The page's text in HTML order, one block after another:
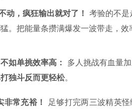
动，疯狂输出就对了！ 考验的不是
。把能量条攒满爆发一波带走，
如单挑效率高： 多人挑战有血量
独斗反而更轻松。
常充裕！
足够打完两三波精英